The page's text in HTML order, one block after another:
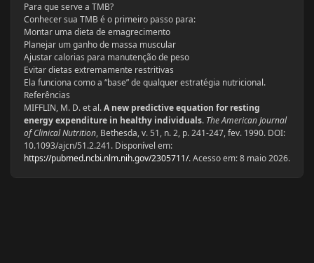
Para que serve a TMB?
Conhecer sua TMB é o primeiro passo para:
Montar uma dieta de emagrecimento
Planejar um ganho de massa muscular
Ajustar calorias para manutenção de peso
Evitar dietas extremamente restritivas
Ela funciona como a “base” de qualquer estratégia nutricional.
Referências
MIFFLIN, M. D. et al.A new predictive equation for resting
energy expenditure in healthy individuals. The American Journal
of Clinical Nutrition, Bethesda, v. 51, n. 2, p. 241-247, fev. 1990. DOI:
10.1093/ajcn/51.2.241. Disponível em:
https://pubmed.ncbi.nlm.nih.gov/2305711/. Acesso em: 8 maio 2026.